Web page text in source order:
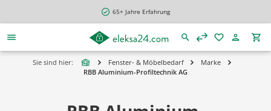
65+ Jahre Erfahrung
Sie sind hier: Fenster- & Möbelbedarf
Marke
RBB Aluminium-Profiltechnik AG